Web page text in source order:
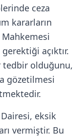
ceza
kararların
açıktır.
tedbir olduğunu,
gözetilmesi
Dairesi, eksik
vermiştir. Bu